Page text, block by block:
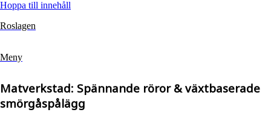
Hoppa till innehåll
Roslagen
Meny
Matverkstad: Spännande röror & växtbaserade
smörgåspålägg